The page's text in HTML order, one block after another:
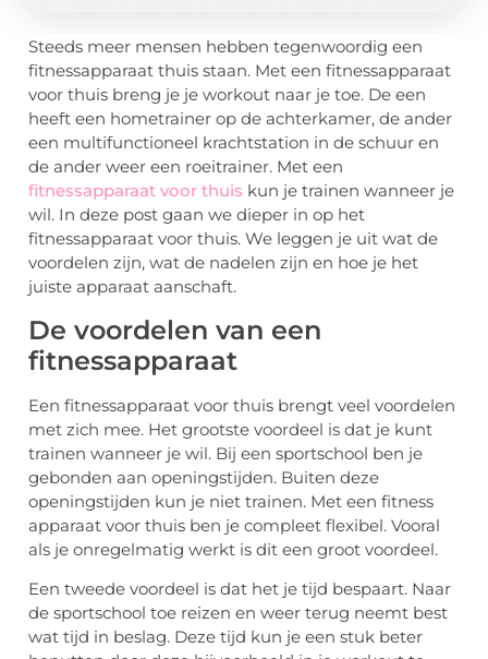
Steeds meer mensen hebben tegenwoordig een
fitnessapparaat thuis staan. Met een fitnessapparaat
voor thuis breng je je workout naar je toe. De een
heeft een hometrainer op de achterkamer, de ander
een multifunctioneel krachtstation in de schuur en
de ander weer een roeitrainer. Met een
fitnessapparaat voor thuis kun je trainen wanneer je
wil. In deze post gaan we dieper in op het
fitnessapparaat voor thuis. We leggen je uit wat de
voordelen zijn, wat de nadelen zijn en hoe je het
juiste apparaat aanschaft.
De voordelen van een
fitnessapparaat
Een fitnessapparaat voor thuis brengt veel voordelen
met zich mee. Het grootste voordeel is dat je kunt
trainen wanneer je wil. Bij een sportschool ben je
gebonden aan openingstijden. Buiten deze
openingstijden kun je niet trainen. Met een fitness
apparaat voor thuis ben je compleet flexibel. Vooral
als je onregelmatig werkt is dit een groot voordeel.
Een tweede voordeel is dat het je tijd bespaart. Naar
de sportschool toe reizen en weer terug neemt best
wat tijd in beslag. Deze tijd kun je een stuk beter